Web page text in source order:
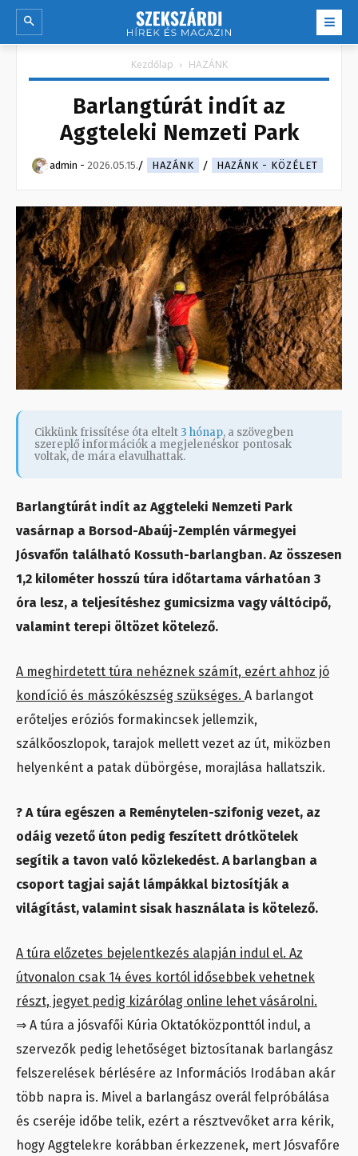
Kezdőlap HAZÁNK
Barlangtúrát indít az
Aggteleki Nemzeti Park
admin - 2026.05.15. HAZÁNK HAZÁNK - KÖZÉLET
Cikkünk frissítése óta eltelt 3 hónap, a szövegben
szereplő információk a megjelenéskor pontosak
voltak, de mára elavulhattak.
Barlangtúrát indít az Aggteleki Nemzeti Park
vasárnap a Borsod-Abaúj-Zemplén vármegyei
Jósvafőn található Kossuth-barlangban. Az összesen
1,2 kilométer hosszú túra időtartama várhatóan 3
óra lesz, a teljesítéshez gumicsizma vagy váltócipő,
valamint terepi öltözet kötelező.
A meghirdetett túra nehéznek számít, ezért ahhoz jó
kondíció és mászókészség szükséges. A barlangot
erőteljes eróziós formakincsek jellemzik,
szálkőoszlopok, tarajok mellett vezet az út, miközben
helyenként a patak dübörgése, morajlása hallatszik.
? A túra egészen a Reménytelen-szifonig vezet, az
odáig vezető úton pedig feszített drótkötelek
segítik a tavon való közlekedést. A barlangban a
csoport tagjai saját lámpákkal biztosítják a
világítást, valamint sisak használata is kötelező.
A túra előzetes bejelentkezés alapján indul el. Az
útvonalon csak 14 éves kortól idősebbek vehetnek
részt, jegyet pedig kizárólag online lehet vásárolni.
⇒ A túra a jósvafői Kúria Oktatóközponttól indul, a
szervezők pedig lehetőséget biztosítanak barlangász
felszerelések bérlésére az Információs Irodában akár
több napra is. Mivel a barlangász overál felpróbálása
és cseréje időbe telik, ezért a résztvevőket arra kérik,
hogy Aggtelekre korábban érkezzenek, mert Jósvafőre